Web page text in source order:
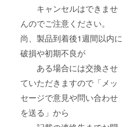
キャンセルはできませ
んのでご注意ください。
尚、製品到着後1週間以内に
破損や初期不良が
ある場合には交換させ
ていただきますので「メッ
セージで意見や問い合わせ
を送る」から